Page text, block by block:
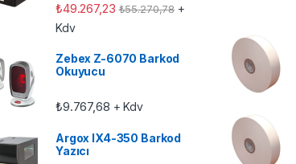
₺49.267,23 ₺55.270,78 +
Kdv
Zebex Z-6070 Barkod
Okuyucu
₺9.767,68 + Kdv
Argox IX4-350 Barkod
Yazıcı